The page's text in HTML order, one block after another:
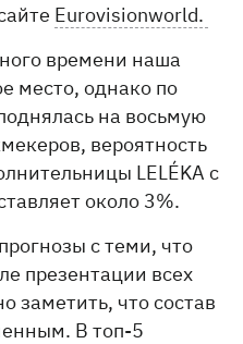
Eurovisionworld.
времени наша
место, однако по
на восьмую
вероятность
LELÉKA с
около 3%.
с теми, что
презентации всех
заметить, что состав
В топ-5